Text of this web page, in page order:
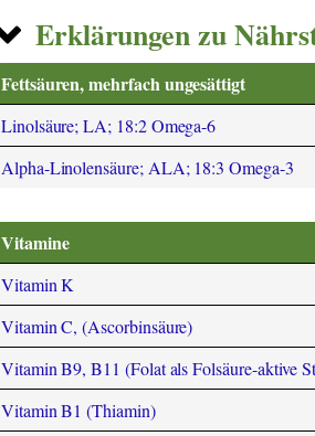
Erklärungen zu
Fettsäuren, mehrfach ungesättigt
Linolsäure; LA; 18:2 Omega-6
Alpha-Linolensäure; ALA; 18:3 Omega-3
Vitamine
Vitamin K
Vitamin C, (Ascorbinsäure)
Vitamin B9, B11 (Folat als Folsäure-aktive
Vitamin B1 (Thiamin)